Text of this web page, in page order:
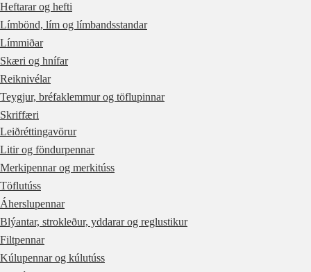
Heftarar og hefti
Límbönd, lím og límbandsstandar
Límmiðar
Skæri og hnífar
Reiknivélar
Teygjur, bréfaklemmur og töflupinnar
Skriffæri
Leiðréttingavörur
Litir og föndurpennar
Merkipennar og merkitúss
Töflutúss
Áherslupennar
Blýantar, strokleður, yddarar og reglustikur
Filtpennar
Kúlupennar og kúlutúss